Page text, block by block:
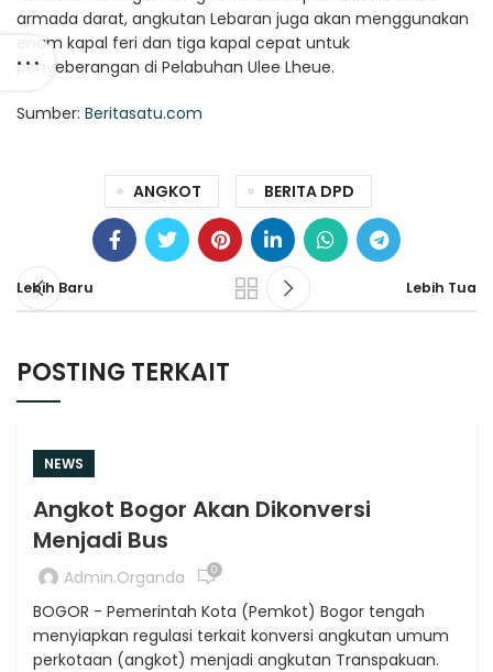
armada darat, angkutan Lebaran juga akan menggunakan
enam kapal feri dan tiga kapal cepat untuk
penyeberangan di Pelabuhan Ulee Lheue.
Sumber: Beritasatu.com
ANGKOT BERITA DPD
Lebih Baru Lebih Tua
POSTING TERKAIT
NEWS
Angkot Bogor Akan Dikonversi
Menjadi Bus
Admin.organda 0
BOGOR - Pemerintah Kota (Pemkot) Bogor tengah
menyiapkan regulasi terkait konversi angkutan umum
perkotaan (angkot) menjadi angkutan Transpakuan.